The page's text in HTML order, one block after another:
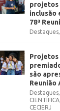
projetos
inclusão
78ª
Destaques,
Projetos
são
Reunião
Destaques,
CIENTÍFICA
CECIERJ